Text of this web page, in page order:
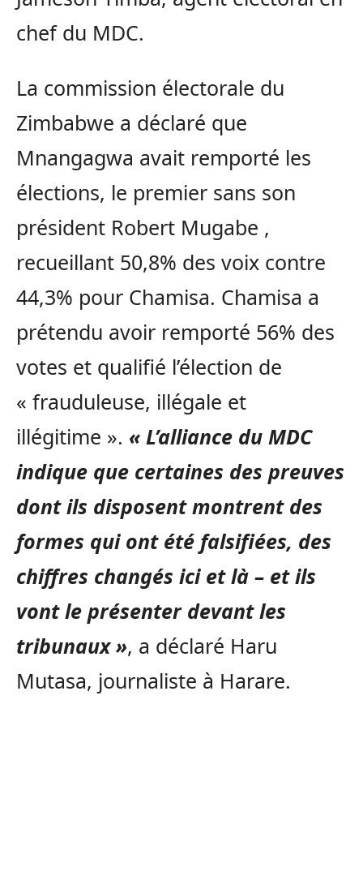
chef du MDC.
La commission électorale du
Zimbabwe a déclaré que
Mnangagwa avait remporté les
élections, le premier sans son
président Robert Mugabe ,
recueillant 50,8% des voix contre
44,3% pour Chamisa. Chamisa a
prétendu avoir remporté 56% des
votes et qualifié l’élection de
« frauduleuse, illégale et
illégitime ». « L’alliance du MDC
indique que certaines des preuves
dont ils disposent montrent des
formes qui ont été falsifiées, des
chiffres changés ici et là – et ils
vont le présenter devant les
tribunaux », a déclaré Haru
Mutasa, journaliste à Harare.